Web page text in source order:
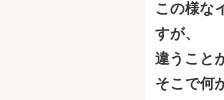
この様な
すが、
違うこと
そこで何